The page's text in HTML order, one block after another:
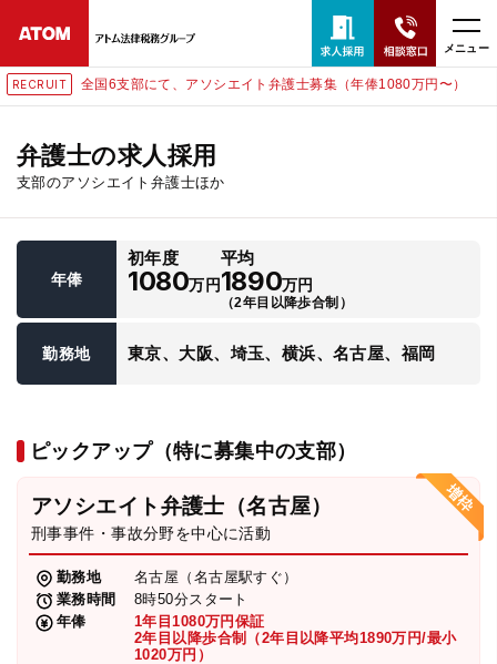
メニュー
RECRUIT 全国6支部にて、アソシエイト弁護士募集（年俸1080万円〜）
弁護士の求人採用
支部のアソシエイト弁護士ほか
年俸
初年度
1080万円
平均
1890万円
（2年目以降歩合制）
勤務地 東京、大阪、埼玉、横浜、名古屋、福岡
ピックアップ（特に募集中の支部）
アソシエイト弁護士（名古屋）
刑事事件・事故分野を中心に活動
勤務地
名古屋（名古屋駅すぐ）
業務時間
8時50分スタート
年俸
1年目1080万円保証
2年目以降歩合制（2年目以降平均1890万円/最小
1020万円）
24時間365日全国対応
無料相談窓口はこちら
弁護士・税理士
費用